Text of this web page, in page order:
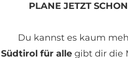
PLANE JETZT
Du kannst es kaum
Südtirol für allegibt dir die